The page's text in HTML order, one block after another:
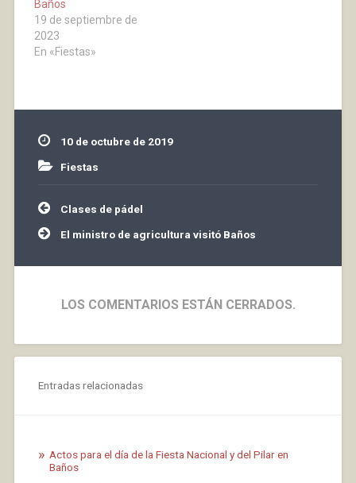
Baños
19 de septiembre de
2023
En «Fiestas»
10 de octubre de 2019
Fiestas
Navegación
de
entradas
Clases de pádel
El ministro de agricultura visitó Baños
LOS COMENTARIOS ESTÁN CERRADOS.
Entradas relacionadas
Actos para el día de la Fiesta Nacional y del Pilar en
Baños